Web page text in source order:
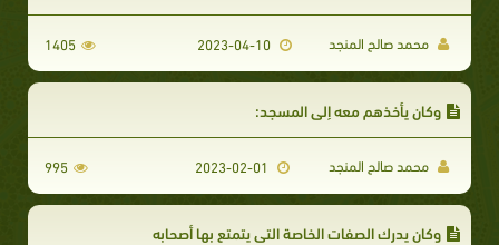
محمد صالح المنجد 2023-04-10
1405
وكان يأخذهم معه إلى المسجد:
محمد صالح المنجد 995
وكان يدرك الصفات الخاصة التي يتمتع بها أصحابه